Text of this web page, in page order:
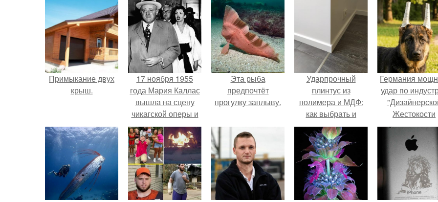
Примыкание двух
крыш.
17 ноября 1955
года Мария Каллас
вышла на сцену
чикагской оперы и
сорвала овации.
Эта рыба
предпочтёт
прогулку заплыву.
Ударпрочный
плинтус из
полимера и МДФ:
как выбрать и
установить
Германия
удар по
Жестокости
нанесла".